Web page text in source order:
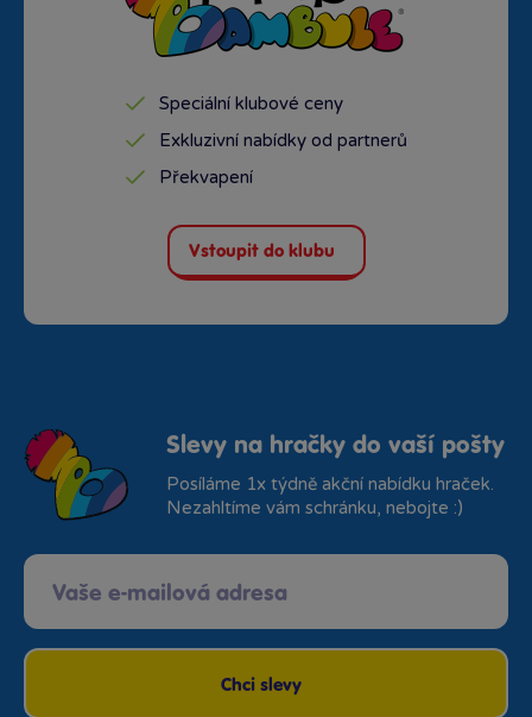
Speciální klubové ceny
Exkluzivní nabídky od partnerů
Překvapení
Vstoupit do klubu
Slevy na hračky do vaší pošty
Posíláme 1x týdně akční nabídku hraček.
Nezahltíme vám schránku, nebojte :)
Chci slevy